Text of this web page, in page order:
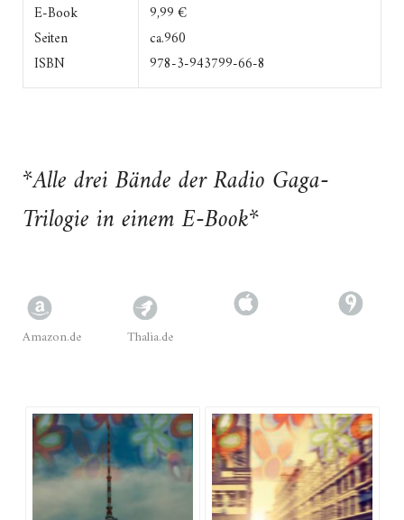
E-Book
Seiten
ISBN
9,99 €
ca.960
978-3-943799-66-8
*Alle drei Bände der Radio Gaga-
Trilogie in einem E-Book*
Amazon.de Thalia.de